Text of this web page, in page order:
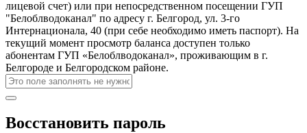
лицевой счет) или при непосредственном посещении ГУП
"Белоблводоканал" по адресу г. Белгород, ул. 3-го
Интернационала, 40 (при себе необходимо иметь паспорт). На
текущий момент просмотр баланса доступен только
абонентам ГУП «Белоблводоканал», проживающим в г.
Белгороде и Белгородском районе.
Восстановить пароль